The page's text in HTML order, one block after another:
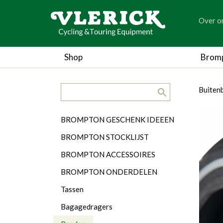
Over
Shop
Categorieën
BROMPTON GESCHENK IDEEEN
BROMPTON STOCKLIJST
BROMPTON ACCESSOIRES
BROMPTON ONDERDELEN
Tassen
Bagagedragers